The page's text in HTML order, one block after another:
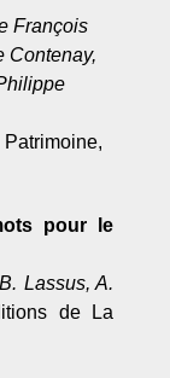
François
Contenay,
pour le
Lassus, A.
de La